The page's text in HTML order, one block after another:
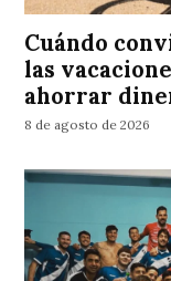
Cuándo
las
ahorrar
8 de agosto de 2026